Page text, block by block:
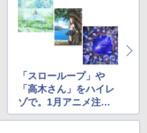
「スローループ」や
「高木さん」をハイレ
ゾで。1月アニメ注目
曲